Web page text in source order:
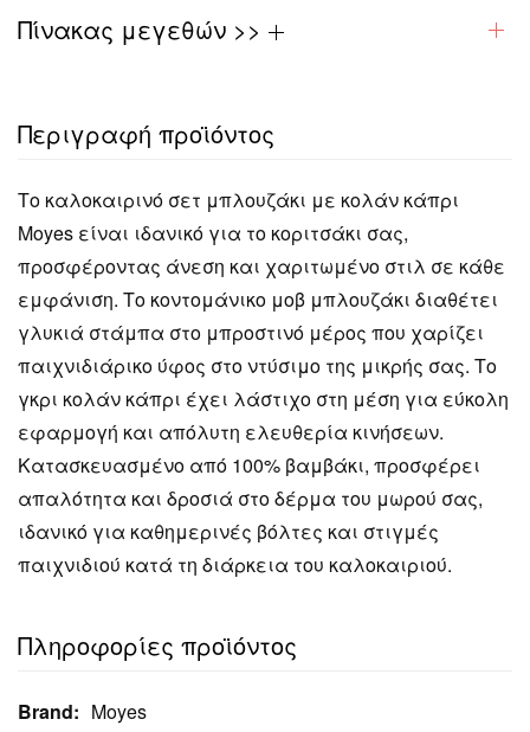
Πίνακας μεγεθών >>
Περιγραφή προϊόντος
Το καλοκαιρινό σετ μπλουζάκι με κολάν κάπρι
Moyes είναι ιδανικό για το κοριτσάκι σας,
προσφέροντας άνεση και χαριτωμένο στιλ σε κάθε
εμφάνιση. Το κοντομάνικο μοβ μπλουζάκι διαθέτει
γλυκιά στάμπα στο μπροστινό μέρος που χαρίζει
παιχνιδιάρικο ύφος στο ντύσιμο της μικρής σας. Το
γκρι κολάν κάπρι έχει λάστιχο στη μέση για εύκολη
εφαρμογή και απόλυτη ελευθερία κινήσεων.
Κατασκευασμένο από 100% βαμβάκι, προσφέρει
απαλότητα και δροσιά στο δέρμα του μωρού σας,
ιδανικό για καθημερινές βόλτες και στιγμές
παιχνιδιού κατά τη διάρκεια του καλοκαιριού.
Πληροφορίες προϊόντος
Brand: Moyes